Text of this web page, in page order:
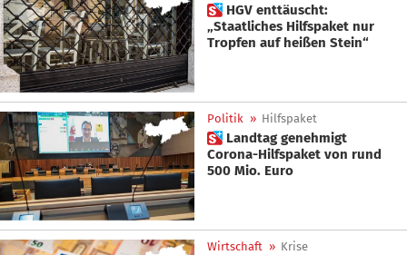
 HGV enttäuscht:
„Staatliches Hilfspaket nur
Tropfen auf heißen Stein“
Politik » Hilfspaket
 Landtag genehmigt
Corona-Hilfspaket von rund
500 Mio. Euro
Wirtschaft » Krise